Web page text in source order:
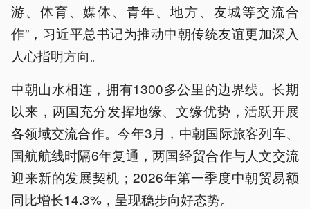
游、体育、媒体、青年、地方、友城等交流合
作”，习近平总书记为推动中朝传统友谊更加深入
人心指明方向。
中朝山水相连，拥有1300多公里的边界线。长期
以来，两国充分发挥地缘、文缘优势，活跃开展
各领域交流合作。今年3月，中朝国际旅客列车、
国航航线时隔6年复通，两国经贸合作与人文交流
迎来新的发展契机；2026年第一季度中朝贸易额
同比增长14.3%，呈现稳步向好态势。